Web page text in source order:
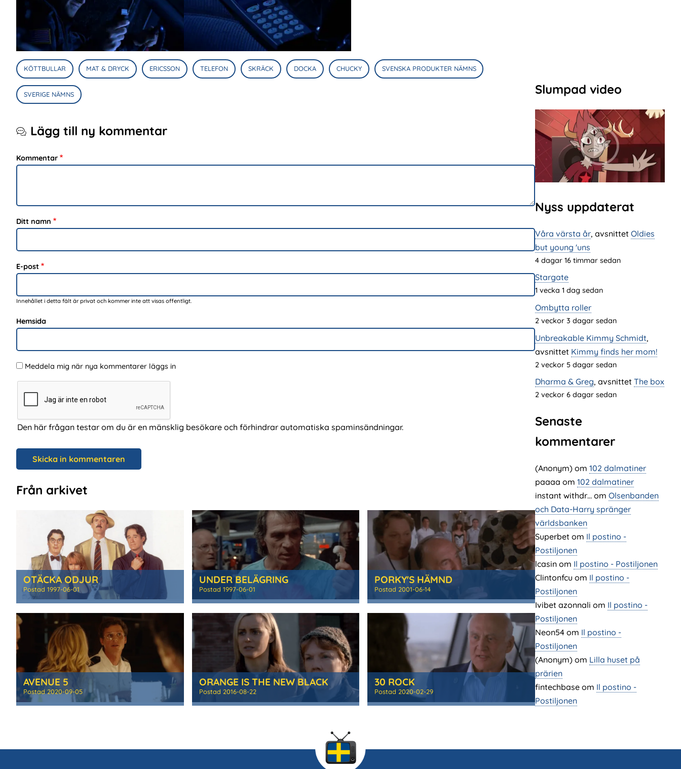
KÖTTBULLAR MAT & DRYCK ERICSSON TELEFON SKRÄCK DOCKA CHUCKY SVENSKA PRODUKTER NÄMNS
SVERIGE NÄMNS
Lägg till ny kommentar
Kommentar
Ditt namn
E-post
Innehållet i detta fält är privat och kommer inte att visas offentligt.
Hemsida
Meddela mig när nya kommentarer läggs in
Den här frågan testar om du är en mänsklig besökare och förhindrar automatiska spaminsändningar.
Från arkivet
OTÄCKA ODJUR
Postad 1997-06-01
UNDER BELÄGRING
Postad 1997-06-01
PORKY'S HÄMND
Postad2001-06-14
AVENUE 5
Postad2020-09-05
ORANGE IS THE NEW BLACK
Postad 2016-08-22
30 ROCK
Postad2020-02-29
Slumpad video
Nyss uppdaterat
Våra värsta år, avsnittet Oldies
but young 'uns
4 dagar 16 timmar sedan
Stargate
1 vecka 1 dag sedan
Ombytta roller
2 veckor 3 dagar sedan
Unbreakable Kimmy Schmidt,
avsnittet Kimmy finds her mom!
2 veckor 5 dagar sedan
Dharma & Greg, avsnittet The box
2 veckor 6 dagar sedan
Senaste
kommentarer
(Anonym) om 102 dalmatiner
paaaa om 102 dalmatiner
instant withdr… om Olsenbanden
och Data-Harry spränger
världsbanken
Superbet om Il postino -
Postiljonen
lcasin om Il postino - Postiljonen
Clintonfcu om Il postino -
Postiljonen
Ivibet azonnali om Il postino -
Postiljonen
Neon54 om Il postino -
Postiljonen
(Anonym) om Lilla huset på
prärien
fintechbase om Il postino -
Postiljonen